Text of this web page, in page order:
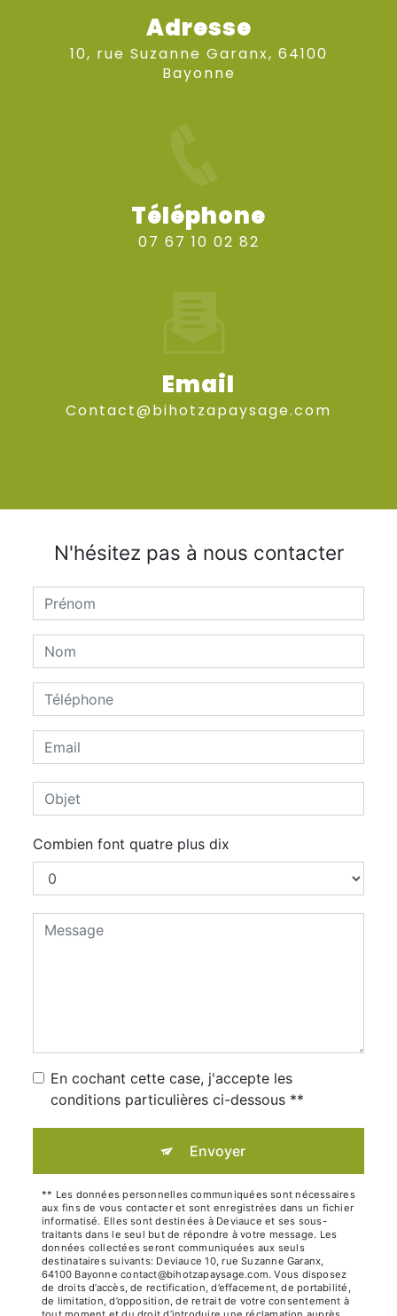
Adresse
10, rue Suzanne Garanx, 64100
Bayonne
Téléphone
07 67 10 02 82
Email
contact@bihotzapaysage.com
N'hésitez pas à nous contacter
Combien font quatre plus dix
En cochant cette case, j'accepte les
conditions particulières ci-dessous **
Envoyer
** Les données personnelles communiquées sont nécessaires
aux fins de vous contacter et sont enregistrées dans un fichier
informatisé. Elles sont destinées à Deviauce et ses sous-
traitants dans le seul but de répondre à votre message. Les
données collectées seront communiquées aux seuls
destinataires suivants: Deviauce 10, rue Suzanne Garanx,
64100 Bayonne contact@bihotzapaysage.com. Vous disposez
de droits d’accès, de rectification, d’effacement, de portabilité,
de limitation, d’opposition, de retrait de votre consentement à